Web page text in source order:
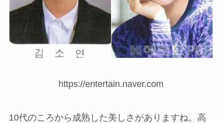
https://entertain.naver.com
10代のころから成熟した美しさがありますね。高